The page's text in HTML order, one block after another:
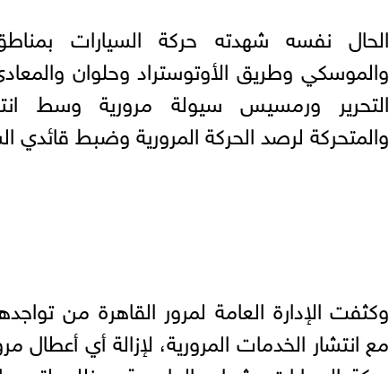
الحال نفسه شهدته حركة السيارات
والموسكي وطريق الأوتوستراد وحلوان
التحرير ورمسيس سيولة مرورية وسط
والمتحركة لرصد الحركة المرورية وضبط قائدي
وكثفت الإدارة العامة لمرور القاهرة من
مع انتشار الخدمات المرورية، لإزالة أي أعطال